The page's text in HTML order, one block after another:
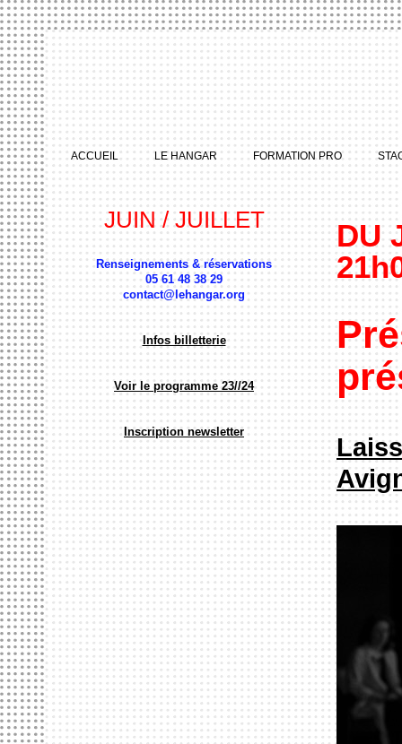
ACCUEIL LE HANGAR FORMATION PRO
JUIN / JUILLET
Renseignements & réservations
05 61 48 38 29
contact@lehangar.org
Infos billetterie
Voir le programme 23//24
Inscription newsletter
DU